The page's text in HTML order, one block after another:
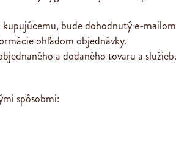
bude dohodnutý e-
ohľadom objednávky.
a dodaného tovaru a služieb.
spôsobmi: